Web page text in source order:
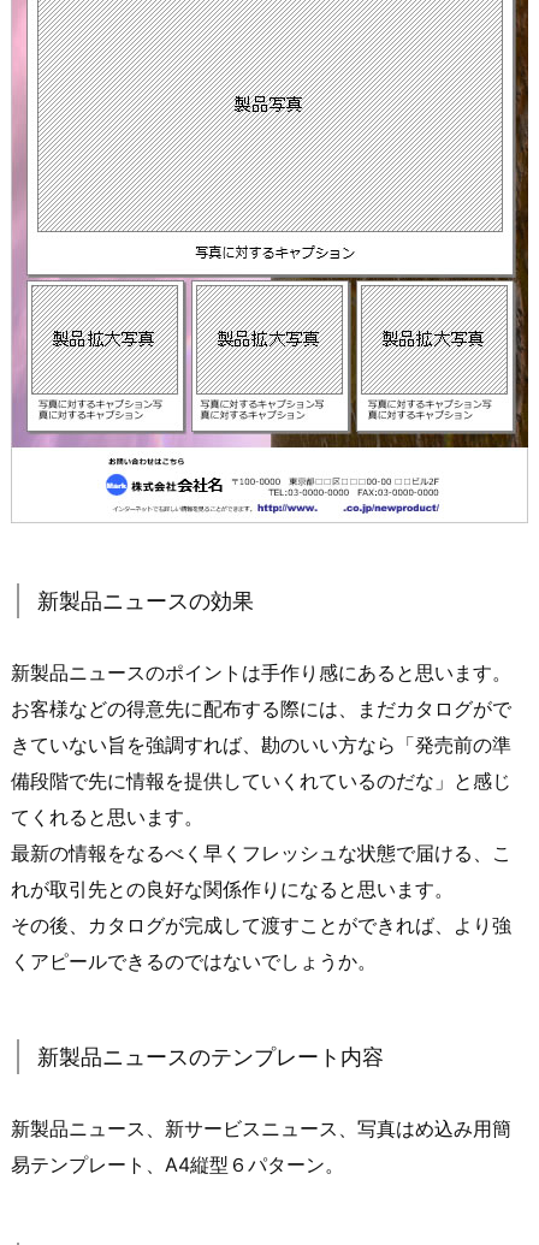
新製品ニュースの効果
新製品ニュースのポイントは手作り感にあると思います。
お客様などの得意先に配布する際には、まだカタログがで
きていない旨を強調すれば、勘のいい方なら「発売前の準
備段階で先に情報を提供していくれているのだな」と感じ
てくれると思います。
最新の情報をなるべく早くフレッシュな状態で届ける、こ
れが取引先との良好な関係作りになると思います。
その後、カタログが完成して渡すことができれば、より強
くアピールできるのではないでしょうか。
新製品ニュースのテンプレート内容
新製品ニュース、新サービスニュース、写真はめ込み用簡
易テンプレート、A4縦型６パターン。